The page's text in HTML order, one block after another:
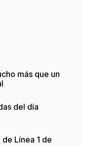
más que un
del día
Línea 1 de